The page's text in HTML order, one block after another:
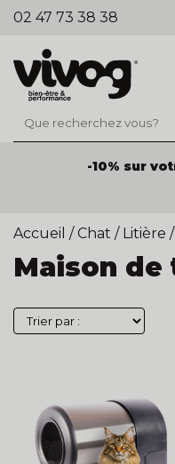
02 47 73 38 38
-10% sur
Accueil / Chat / Litière /
Maison